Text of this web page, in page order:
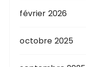
février 2026
octobre 2025